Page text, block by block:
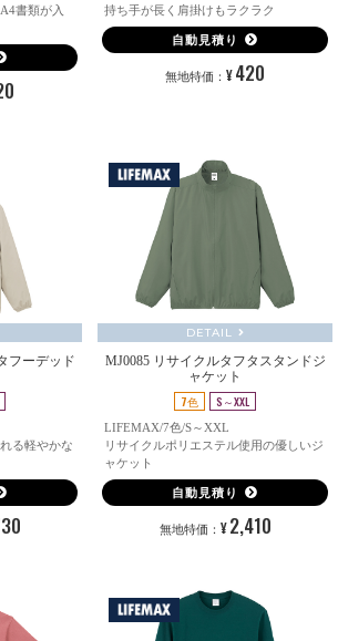
書類が入
持ち手が長く肩掛けもラクラク
自動見積り
無地特価：¥ 420
フーデッド
る軽やかな
DETAIL
MJ0085 リサイクルタフタスタンドジ
ャケット
7色 S～XXL
LIFEMAX/7色/S～XXL
リサイクルポリエステル使用の優しいジ
ャケット
自動見積り
無地特価： ¥ 2,410